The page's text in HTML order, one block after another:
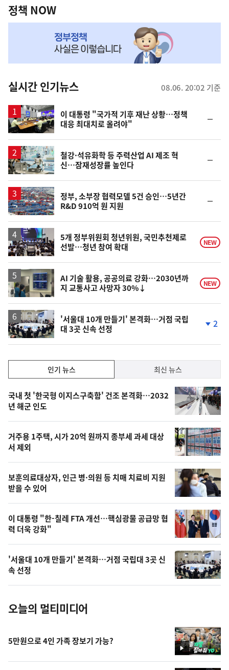
책
NOW,
뉴
스
정책 NOW
실시간 인기뉴스 08.06. 20:02 기준
이 대통령 "국가적 기후 재난 상황…정책
대응 최대치로 올려야"
일
철강·석유화학 등 주력산업 AI 제조 혁
신…잠재성장률 높인다
일
정부, 소부장 협력모델 5건 승인…5년간
R&D 910억 원 지원
일
5개 정부위원회 청년위원, 국민추천제로
선발…청년 참여 확대
NEW
AI 기술 활용, 공공의료 강화…2030년까
지 교통사고 사망자 30%↓
NEW
'서울대 10개 만들기' 본격화…거점 국립
대 3곳 신속 선정
락
2
기,
최
신,
오
늘
의
영
상
오
늘
의
사
진
인기 뉴스 최신 뉴스
기
뉴
스
국내 첫 '한국형 이지스구축함' 건조 본격화…2032
년 해군 인도
거주용 1주택, 시가 20억 원까지 종부세 과세 대상
서 제외
보훈의료대상자, 인근 병·의원 등 치매 치료비 지원
받을 수 있어
이 대통령 "한-칠레 FTA 개선…핵심광물 공급망 협
력 더욱 강화"
'서울대 10개 만들기' 본격화…거점 국립대 3곳 신
속 선정
오늘의 멀티미디어
영
상
5만원으로 4인 가족 장보기 가능?